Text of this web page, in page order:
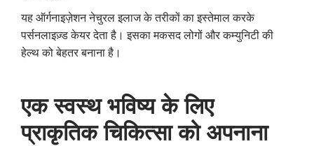
यह ऑर्गनाइज़ेशन नेचुरल इलाज के तरीकों का इस्तेमाल करके
पर्सनलाइज़्ड केयर देता है। इसका मकसद लोगों और कम्युनिटी की
हेल्थ को बेहतर बनाना है।
एक स्वस्थ भविष्य के लिए
प्राकृतिक चिकित्सा को अपनाना